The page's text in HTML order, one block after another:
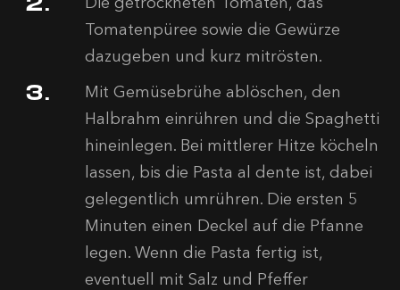
Tomatenpüree sowie die Gewürze
dazugeben und kurz mitrösten.
Mit Gemüsebrühe ablöschen, den
Halbrahm einrühren und die Spaghetti
hineinlegen. Bei mittlerer Hitze köcheln
lassen, bis die Pasta al dente ist, dabei
gelegentlich umrühren. Die ersten 5
Minuten einen Deckel auf die Pfanne
legen. Wenn die Pasta fertig ist,
eventuell mit Salz und Pfeffer